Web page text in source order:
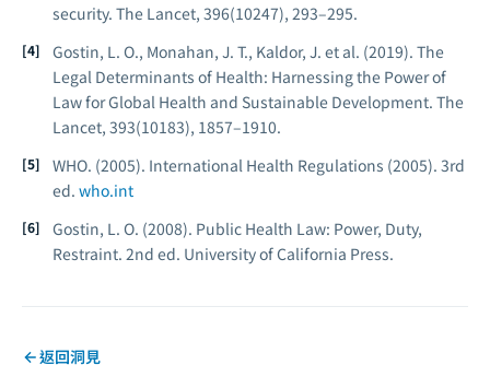
security. The Lancet, 396(10247), 293–295.
Gostin, L. O., Monahan, J. T., Kaldor, J. et al. (2019). The
Legal Determinants of Health: Harnessing the Power of
Law for Global Health and Sustainable Development. The
Lancet, 393(10183), 1857–1910.
WHO. (2005). International Health Regulations (2005). 3rd
ed. who.int
Gostin, L. O. (2008). Public Health Law: Power, Duty,
Restraint. 2nd ed. University of California Press.
返回洞見